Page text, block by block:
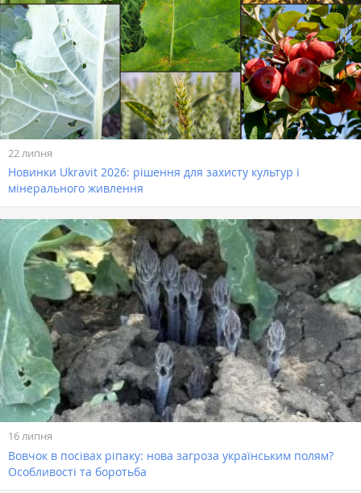
22 липня
Новинки Ukravit 2026: рішення для захисту культур і
мінерального живлення
16 липня
Вовчок в посівах ріпаку: нова загроза українським полям?
Особливості та боротьба